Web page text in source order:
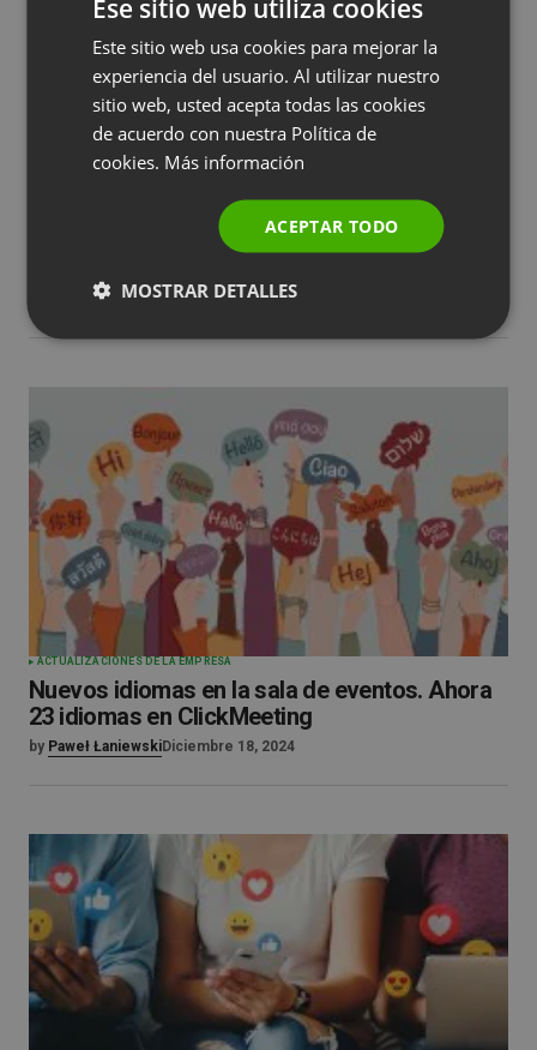
ACTUALIZACIONES DE LA EMPRESA
Descuentos en el precio de las entradas:
Mateusz IwanowskiAgosto 13, 2024
ACTUALIZACIONES DE LA EMPRESA
Nuevos idiomas en la sala de eventos. Ahora
23 idiomas en ClickMeeting
by Paweł ŁaniewskiDiciembre 18, 2024
ENGLISH
FRENCH
RUSSIAN
SPANISH
Ese sitio web utiliza cookies
Este sitio web usa cookies para mejorar la
experiencia del usuario. Al utilizar nuestro
sitio web, usted acepta todas las cookies
de acuerdo con nuestra Política de
cookies. Más información
ACEPTAR TODO
MOSTRAR DETALLES